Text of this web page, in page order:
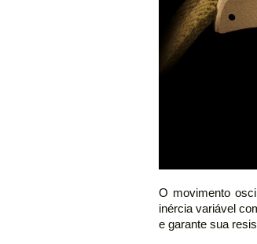
O movimento
inércia variável
e garante sua